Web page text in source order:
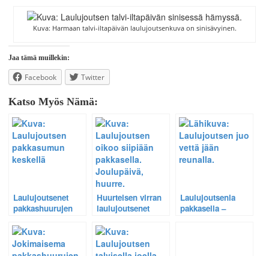
Kuva: Harmaan talvi-iltapäivän laulujoutsenkuva on sinisävyinen.
Jaa tämä muillekin:
Facebook Twitter
Katso Myös Nämä:
Laulujoutsenet
pakkashuurujen
Huurteisen virran
laulujoutsenet
Laulujoutsenia
pakkasella –